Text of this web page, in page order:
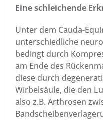
Eine schleichende
Unter dem Cauda-
unterschiedliche
bedingt durch
am Ende des
diese durch
Wirbelsäule, die den
also z.B. Arthrosen